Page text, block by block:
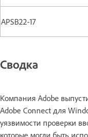
APSB22-17
Сводка
Компания Adobe
Adobe Connect для
уязвимости проверки
которые могли быть